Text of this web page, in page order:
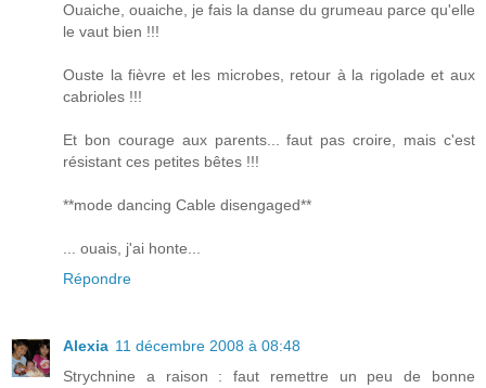
Ouaiche, ouaiche, je fais la danse du grumeau parce qu'elle
le vaut bien !!!
Ouste la fièvre et les microbes, retour à la rigolade et aux
cabrioles !!!
Et bon courage aux parents... faut pas croire, mais c'est
résistant ces petites bêtes !!!
**mode dancing Cable disengaged**
... ouais, j'ai honte...
Répondre
Alexia 11 décembre 2008 à 08:48
Strychnine a raison : faut remettre un peu de bonne